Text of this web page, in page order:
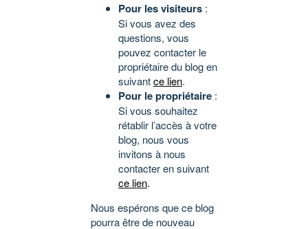
Pour les visiteurs :
Si vous avez des
questions, vous
pouvez contacter le
propriétaire du blog en
suivantce lien.
Pour le propriétaire :
Si vous souhaitez
rétablir l’accès à votre
blog, nous vous
invitons à nous
contacter en suivant
ce lien.
Nous espérons que ce blog
pourra être de nouveau